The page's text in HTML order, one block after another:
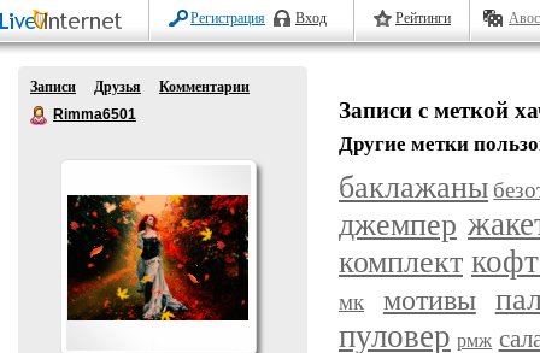
Регистрация Вход Рейтинги
Записи Друзья
Комментарии
Rimma6501
Записи с меткой
Другие метки
баклажаны
джемпер
комплект
мк мотивы
пуловер рмж